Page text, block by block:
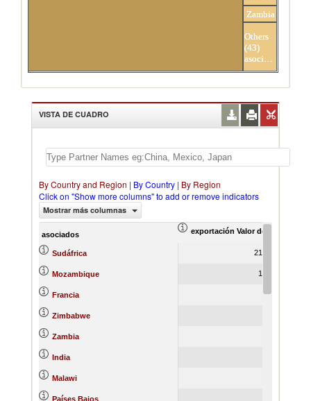
Zambia
Others
(43)
VISTA DE CUADRO
By Country and Region | By Country | By Region
Click on "Show more columns" to add or remove indicators
Mostrar más columnas
asociados exportación Valor del comercio
Sudáfrica 21,821.37
Mozambique 1,380.00
Francia 450.92
Zimbabwe
Zambia
India
Malawi
Países Bajos